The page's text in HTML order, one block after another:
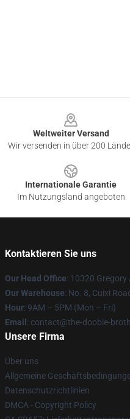
Weltweiter Versand
Wir versenden in über 200
Internationale Garantie
Im Nutzungsland angeboten
Kontaktieren Sie uns
Our Head Office: 10320 Gregory
Our Warehouse: No. 8, Cuixi
Hour: 9AM – 5PM (Mon – Fri)
Email : contact@the-doobie-
Unsere Firma
Über uns
Allgemeine
Datenschutzrichtlinien
DMCA - Copyright Policy